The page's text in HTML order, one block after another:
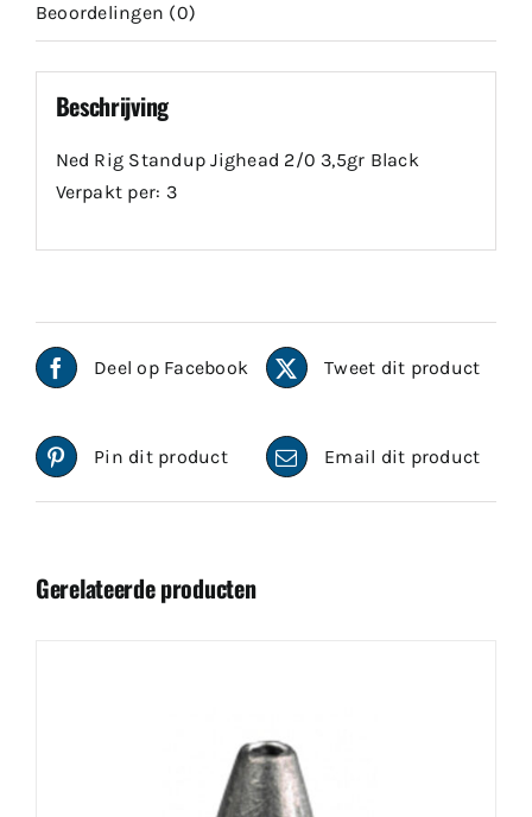
Beoordelingen (0)
Beschrijving
Ned Rig Standup Jighead 2/0 3,5gr Black
Verpakt per: 3
Deel op Facebook Tweet dit product
Pin dit product Email dit product
Gerelateerde producten